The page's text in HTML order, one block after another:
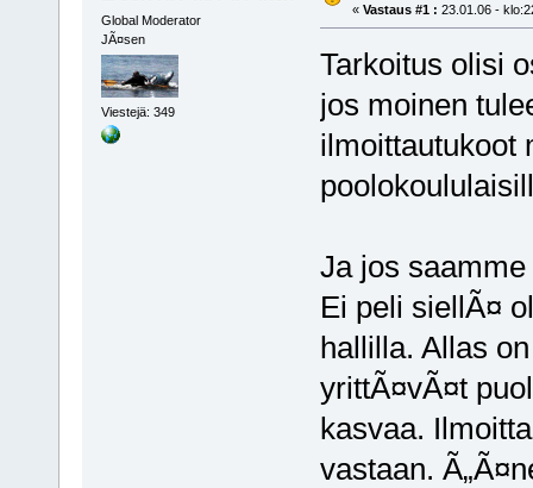
Global Moderator
JÃ¤sen
Viestejä: 349
« Vastaus #1 : 23.01.06 -
Tarkoitus olisi
jos moinen
ilmoittautukoot
Ja jos
Ei peli siellÃ¤
hallilla. Allas
yrittÃ¤vÃ¤t
kasvaa.
vastaan.